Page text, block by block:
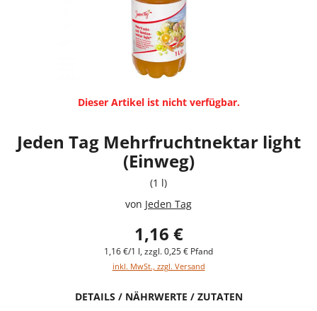
Dieser Artikel ist nicht verfügbar.
Jeden Tag Mehrfruchtnektar light
(Einweg)
(1 l)
von Jeden Tag
1,16 €
1,16 €/1 l, zzgl. 0,25 € Pfand
inkl. MwSt., zzgl. Versand
DETAILS / NÄHRWERTE / ZUTATEN